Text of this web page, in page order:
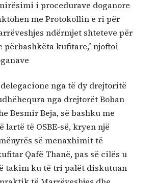
i procedurave doganore
me Protokollin e ri për
ndërmjet shteteve për
përbashkëta kufitare,” njoftoi
nga të dy drejtoritë
nga drejtorët Boban
Besmir Beja, së bashku me
lartë të OSBE-së, kryen një
së menaxhimit të
Qafë Thanë, pas së cilës u
takim ku të tri palët diskutuan